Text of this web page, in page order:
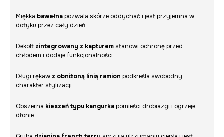
Miękka bawełna pozwala skórze oddychać i jest przyjemna w
dotyku przez cały dzień.
Dekolt zintegrowany z kapturem stanowi ochronę przed
chłodem i dodaje funkcjonalności.
Długi rękaw z obniżoną linią ramion podkreśla swobodny
charakter stylizacji.
Obszerna kieszeń typu kangurka pomieści drobiazgi i ogrzeje
dłonie.